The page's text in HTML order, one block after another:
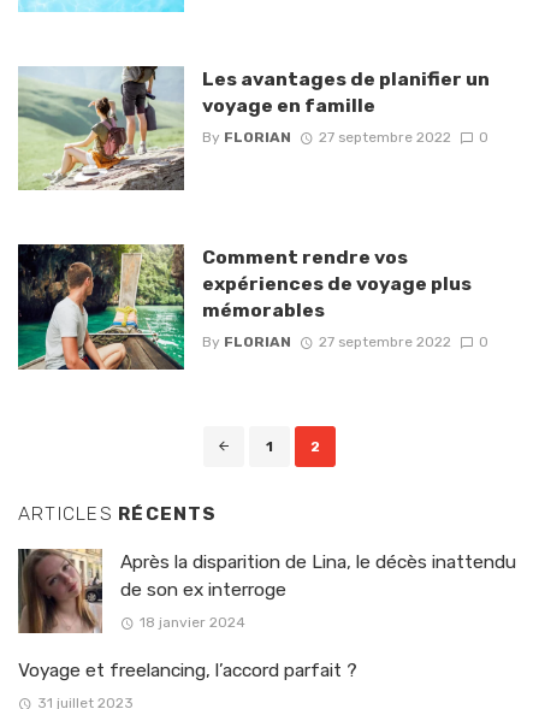
Les avantages de planifier un
voyage en famille
By FLORIAN 27 septembre 2022 0
Comment rendre vos
expériences de voyage plus
mémorables
By FLORIAN 27 septembre 2022 0
1 2
ARTICLES RÉCENTS
Après la disparition de Lina, le décès inattendu
de son ex interroge
18 janvier 2024
Voyage et freelancing, l’accord parfait ?
31 juillet 2023